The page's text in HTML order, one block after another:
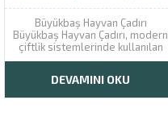
Büyükbaş Hayvan Çadırı
Büyükbaş Hayvan Çadırı, modern
çiftlik sistemlerinde kullanılan
önemli bir yapıdır. Bu çadırlar,
karşılayarak onların sağlıklı bir
şekilde beslenmesine olanak
DEVAMINI OKU